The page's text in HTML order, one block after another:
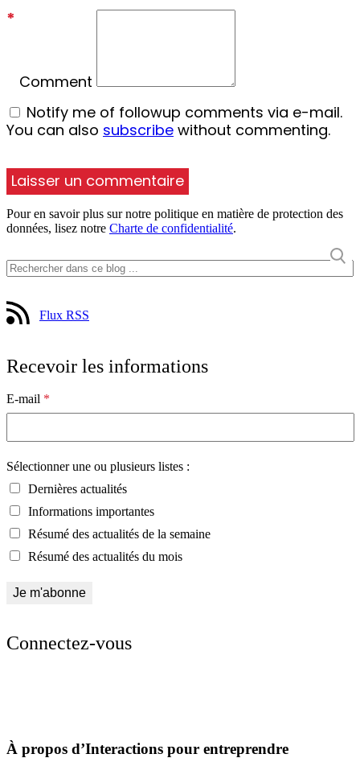
Comment
*
Notify me of followup comments via e-mail.
You can also subscribe without commenting.
Pour en savoir plus sur notre politique en matière de protection des
données, lisez notre Charte de confidentialité.
Flux RSS
Recevoir les informations
E-mail *
Sélectionner une ou plusieurs listes :
Dernières actualités
Informations importantes
Résumé des actualités de la semaine
Résumé des actualités du mois
Connectez-vous
À propos d’Interactions pour entreprendre